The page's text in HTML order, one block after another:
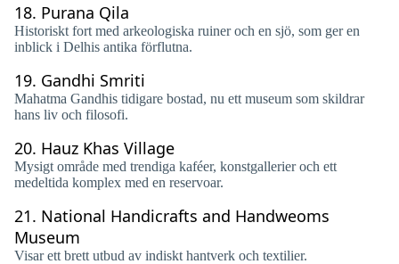
18. Purana Qila
Historiskt fort med arkeologiska ruiner och en sjö, som ger en
inblick i Delhis antika förflutna.
19. Gandhi Smriti
Mahatma Gandhis tidigare bostad, nu ett museum som skildrar
hans liv och filosofi.
20. Hauz Khas Village
Mysigt område med trendiga kaféer, konstgallerier och ett
medeltida komplex med en reservoar.
21. National Handicrafts and Handweoms
Museum
Visar ett brett utbud av indiskt hantverk och textilier.